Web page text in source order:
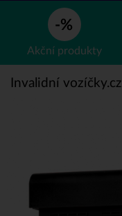
Akční produkty
Invalidní vozíčky.cz